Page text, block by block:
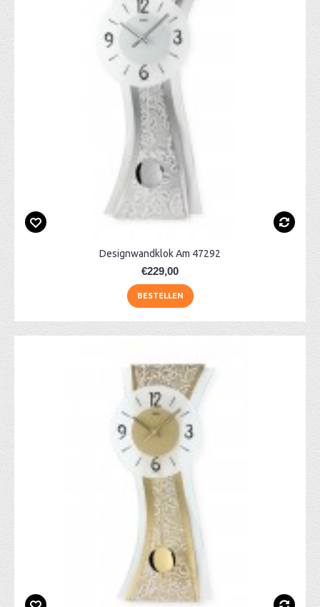
Designwandklok Am 47292
€229,00
BESTELLEN